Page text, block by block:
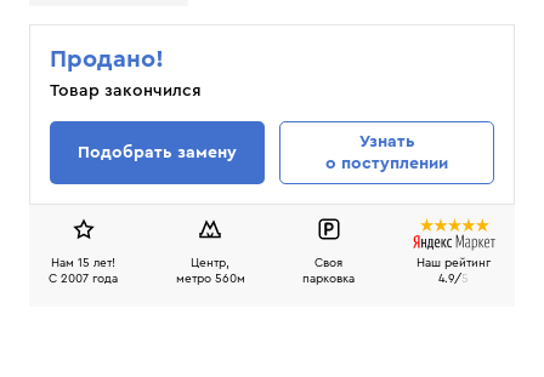
Продано!
Товар закончился
Подобрать замену
Узнать
о поступлении
Нам 15 лет!
C 2007 года
Центр,
метро 560м
Своя
парковка
Наш рейтинг
4.9/5